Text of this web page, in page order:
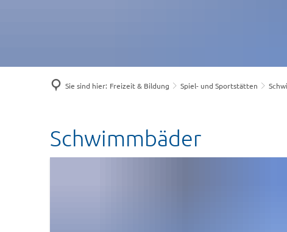
Sie sind hier: Freizeit & Bildung Spiel- und Sportstätten
Schwimmbäder
Schwimmbäder